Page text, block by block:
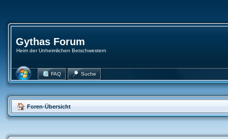
Gythas Forum
Heim der Unheimlichen Betschwestern
FAQ Suche
Foren-Übersicht